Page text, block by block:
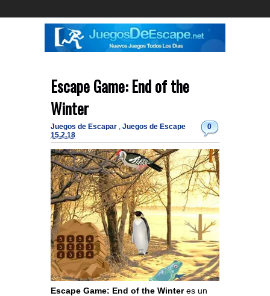
Escape Game: End of the
Winter
0
Juegos de Escapar , Juegos de Escape
15.2.18
Escape Game: End of the Winteres un